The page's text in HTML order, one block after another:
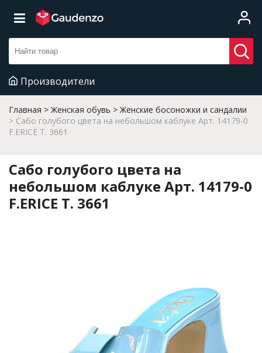
Производители
Главная Женская обувь
Женские босоножки и сандалии
Сабо голубого цвета на небольшом каблуке Арт. 14179-0
F.ERICE T. 3661
Сабо голубого цвета на
небольшом каблуке Арт. 14179-0
F.ERICE T. 3661